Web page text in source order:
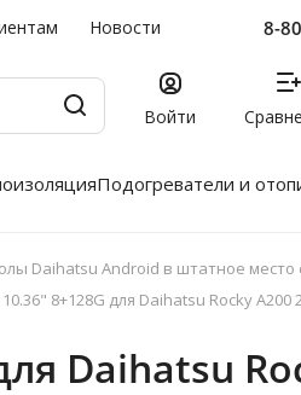
Новости 8-
Войти
Подогреватели и
Daihatsu Android в штатное место
8+128G для Daihatsu Rocky A200
Daihatsu